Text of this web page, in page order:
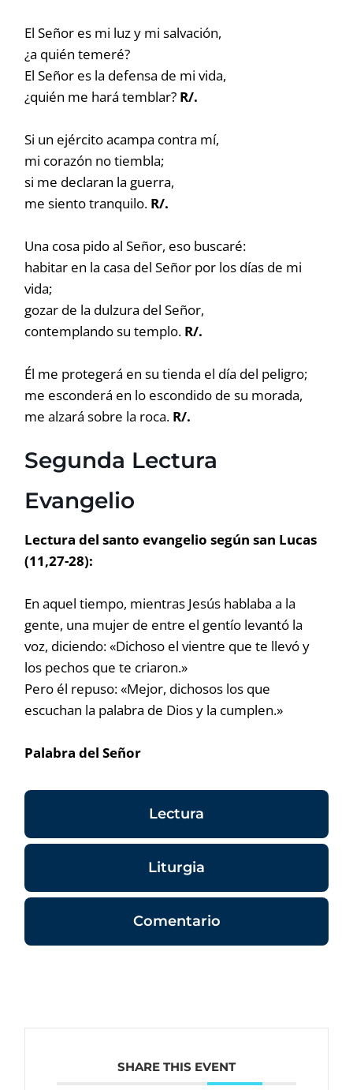
El Señor es mi luz y mi salvación,
¿a quién temeré?
El Señor es la defensa de mi vida,
¿quién me hará temblar? R/.
Si un ejército acampa contra mí,
mi corazón no tiembla;
si me declaran la guerra,
me siento tranquilo. R/.
Una cosa pido al Señor, eso buscaré:
habitar en la casa del Señor por los días de mi
vida;
gozar de la dulzura del Señor,
contemplando su templo. R/.
Él me protegerá en su tienda el día del peligro;
me esconderá en lo escondido de su morada,
me alzará sobre la roca. R/.
Segunda Lectura
Evangelio
Lectura del santo evangelio según san Lucas
(11,27-28):
En aquel tiempo, mientras Jesús hablaba a la
gente, una mujer de entre el gentío levantó la
voz, diciendo: «Dichoso el vientre que te llevó y
los pechos que te criaron.»
Pero él repuso: «Mejor, dichosos los que
escuchan la palabra de Dios y la cumplen.»
Palabra del Señor
Lectura
Liturgia
Comentario
SHARE THIS EVENT